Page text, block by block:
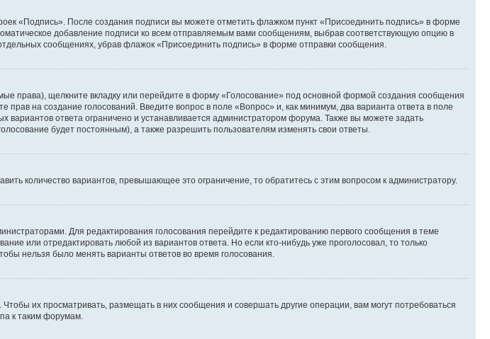
«Подпись». После создания подписи вы можете отметить флажком пункт «Присоединить подпись» в форме
добавление подписи ко всем отправляемым вами сообщениям, выбрав соответствующую опцию в
сообщениях, убрав флажок «Присоединить подпись» в форме отправки сообщения.
права), щелкните вкладку или перейдите в форму «Голосование» под основной формой создания сообщения
на создание голосований. Введите вопрос в поле «Вопрос» и, как минимум, два варианта ответа в поле
вариантов ответа ограничено и устанавливается администратором форума. Также вы можете задать
будет постоянным), а также разрешить пользователям изменять свои ответы.
количество вариантов, превышающее это ограничение, то обратитесь с этим вопросом к администратору.
Для редактирования голосования перейдите к редактированию первого сообщения в теме
или отредактировать любой из вариантов ответа. Но если кто-нибудь уже проголосовал, то только
нельзя было менять варианты ответов во время голосования.
их просматривать, размещать в них сообщения и совершать другие операции, вам могут потребоваться
к таким форумам.